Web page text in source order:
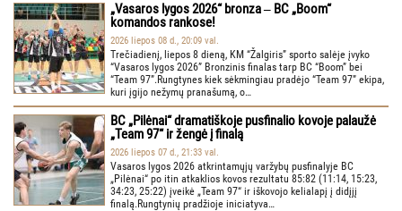
„Vasaros lygos 2026“ bronza ‒ BC „Boom“
komandos rankose!
2026 liepos 08 d., 20:09 val.
Trečiadienį, liepos 8 dieną, KM “Žalgiris” sporto salėje įvyko
“Vasaros lygos 2026” Bronzinis finalas tarp BC “Boom” bei
“Team 97”.Rungtynes kiek sėkmingiau pradėjo “Team 97” ekipa,
kuri įgijo nežymų pranašumą, o…
BC „Pilėnai“ dramatiškoje pusfinalio kovoje palaužė
„Team 97“ ir žengė į finalą
2026 liepos 07 d., 21:33 val.
Vasaros lygos 2026 atkrintamųjų varžybų pusfinalyje BC
„Pilėnai“ po itin atkaklios kovos rezultatu 85:82 (11:14, 15:23,
34:23, 25:22) įveikė „Team 97“ ir iškovojo kelialapį į didįjį
finalą.Rungtynių pradžioje iniciatyva…